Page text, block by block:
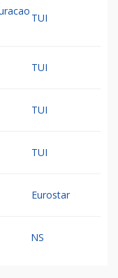
TUI
TUI
TUI
TUI
Eurostar
NS